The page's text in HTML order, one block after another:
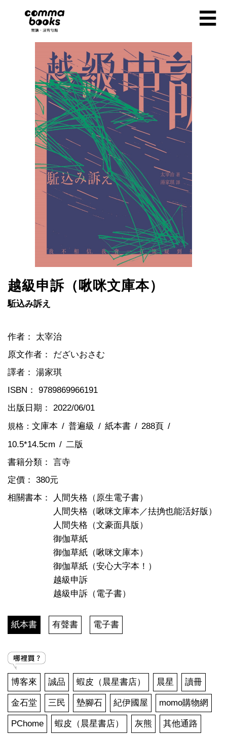
☰
越級申訴（啾咪文庫本）
駈込み訴え
作者： 太宰治
原文作者： だざいおさむ
譯者： 湯家琪
ISBN： 9789869966191
出版日期： 2022/06/01
規格： 文庫本 普遍級 紙本書
288頁
10.5*14.5cm
二版
書籍分類： 言寺
定價： 380元
相關書本：
人間失格（原生電子書）
人間失格（啾咪文庫本／抾捔也能活好版）
人間失格（文豪面具版）
御伽草紙
御伽草紙（啾咪文庫本）
御伽草紙（安心大字本！）
越級申訴
越級申訴（電子書）
紙本書 有聲書 電子書
博客來 誠品 蝦皮（晨星書店） 晨星 讀冊
金石堂 三民 墊腳石 紀伊國屋 momo購物網
PChome 蝦皮（晨星書店） 灰熊 其他通路